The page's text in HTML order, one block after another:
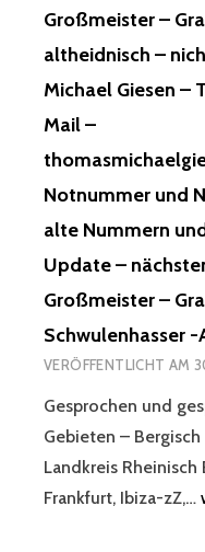
TOFFTIER, Z
ETAN! M
N D
EN I
NHALTEN, W
IT D
ER B
OS I
ST! D
AS S
ITTE R
Ä! W
URDE G
UR A
UF D
PRUCH –
EHÖRST Z
U E
ICHT! B
LIEB N
IN R
EGIME Ü
INE G
EKTE! U
ND W
AS D
Großmeister –
altheidnisch –
Michael Giesen –
Mail –
Notnummer und
alte Nummern
Update –
Großmeister –
Schwulenhasser
VERÖFFENTLICHT AM
Gesprochen und
Gebieten –
Landkreis Rheinisch
Frankfurt, Ibiza-zZ,…